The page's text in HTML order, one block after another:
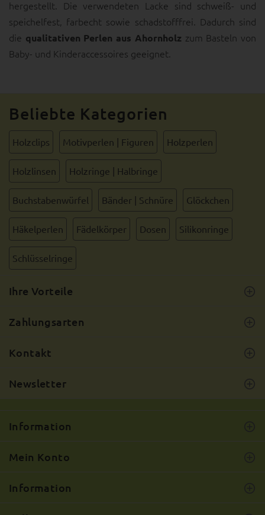
hergestellt. Die verwendeten Lacke sind schweiß- und
speichelfest, farbecht sowie schadstofffrei. Dadurch sind
die qualitativen Perlen aus Ahornholz zum Basteln von
Baby- und Kinderaccessoires geeignet.
Beliebte Kategorien
Holzclips Motivperlen | Figuren Holzperlen
Holzlinsen Holzringe | Halbringe
Buchstabenwürfel Bänder | Schnüre Glöckchen
Häkelperlen Fädelkörper Dosen Silikonringe
Schlüsselringe
Ihre Vorteile
Zahlungsarten
Kontakt
Newsletter
Information
Mein Konto
Information